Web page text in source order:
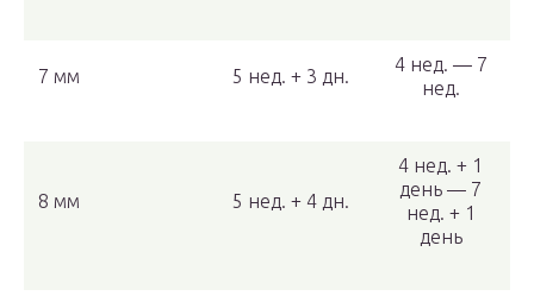
7 мм 5 нед. + 3 дн.
4 нед. — 7
нед.
8 мм 5 нед. + 4 дн.
4 нед. + 1
день — 7
нед. + 1
день